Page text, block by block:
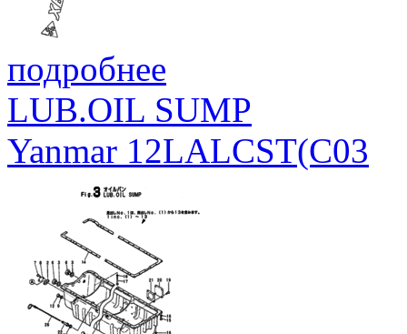
подробнее
LUB.OIL SUMP
Yanmar 12LALCST(C03